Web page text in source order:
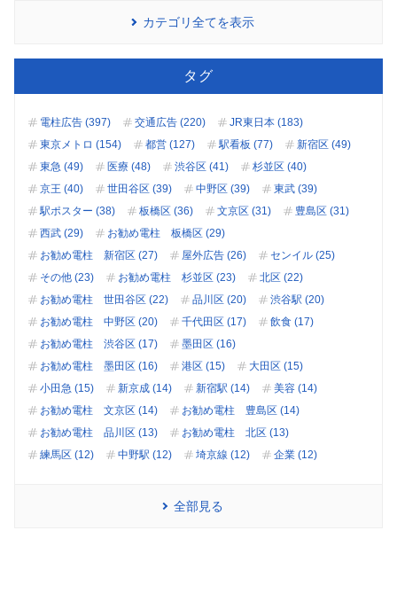
カテゴリ全てを表示
タグ
電柱広告 (397) 交通広告 (220)
JR東日本 (183)
東京メトロ (154)
都営 (127) 駅看板 (77)
新宿区 (49)
東急 (49)
医療 (48) 渋谷区 (41)
杉並区 (40)
京王 (40)
世田谷区 (39) 中野区 (39)
東武 (39)
駅ポスター (38)
板橋区 (36) 文京区 (31)
豊島区 (31)
西武 (29)
お勧め電柱 板橋区 (29)
お勧め電柱 新宿区 (27)
屋外広告 (26)
センイル (25)
その他 (23)
お勧め電柱 杉並区 (23)
北区 (22)
お勧め電柱 世田谷区 (22)
品川区 (20)
渋谷駅 (20)
お勧め電柱 中野区 (20)
千代田区 (17)
飲食 (17)
お勧め電柱 渋谷区 (17)
墨田区 (16)
お勧め電柱 墨田区 (16)
港区 (15)
大田区 (15)
小田急 (15)
新京成 (14) 新宿駅 (14)
美容 (14)
お勧め電柱 文京区 (14)
お勧め電柱 豊島区 (14)
お勧め電柱 品川区 (13)
お勧め電柱 北区 (13)
練馬区 (12)
中野駅 (12) 埼京線 (12) 企業 (12)
全部見る